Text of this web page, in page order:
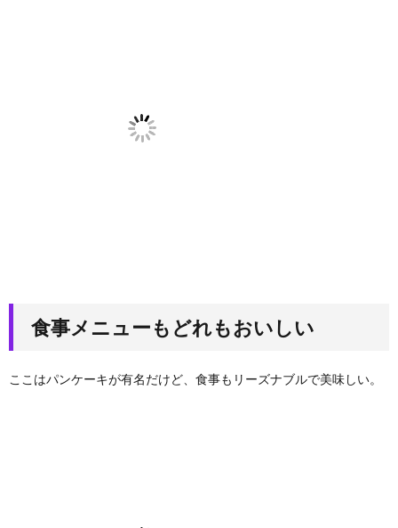
食事メニューもどれもおいしい
ここはパンケーキが有名だけど、食事もリーズナブルで美味しい。